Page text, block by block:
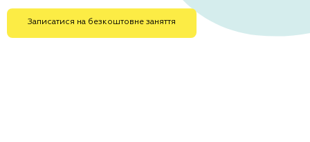
Записатися на безкоштовне заняття